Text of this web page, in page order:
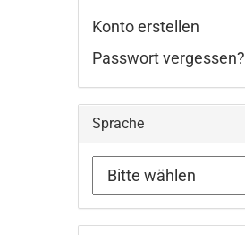
Konto erstellen
Passwort vergessen?
Sprache